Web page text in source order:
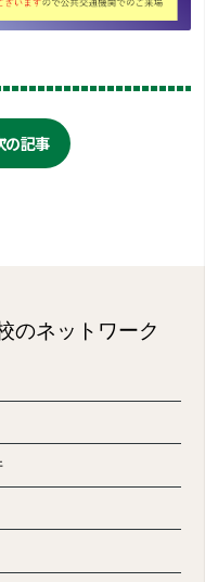
の記事
のネットワーク